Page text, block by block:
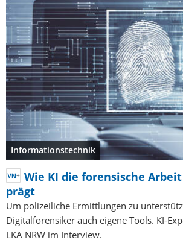
Informationstechnik
Wie KI die forensische Arbeit
prägt
Um polizeiliche Ermittlungen zu
Digitalforensiker auch eigene Tools. KI-
LKA NRW im Interview.